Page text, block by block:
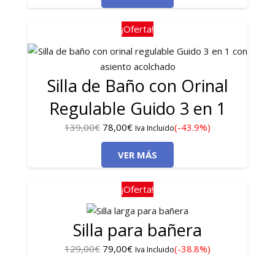
era:
89,00€.
es:
64,00€.
¡Oferta!
Silla de Baño con Orinal
Regulable Guido 3 en 1
139,00€ El
precio
original
era:
139,00€.
78,00€El
precio
actual
es:
78,00€.
Iva Incluido(-43.9%)
VER MÁS
¡Oferta!
Silla para bañera
129,00€ El
79,00€ElIva Incluido(-38.8%)